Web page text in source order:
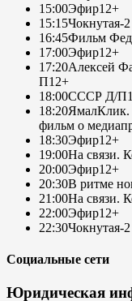
15:00Эфир12+
15:15Чокнутая-
16:45Фильм
17:00Эфир12+
17:20Алексей
П12+
18:00СССР Д/П
18:20ЯмалКлик.
фильм о
18:30Эфир12+
19:00На связи.
20:00Эфир12+
20:30В ритме
21:00На связи.
22:00Эфир12+
22:30Чокнутая-
Социальные сети
Юридическая